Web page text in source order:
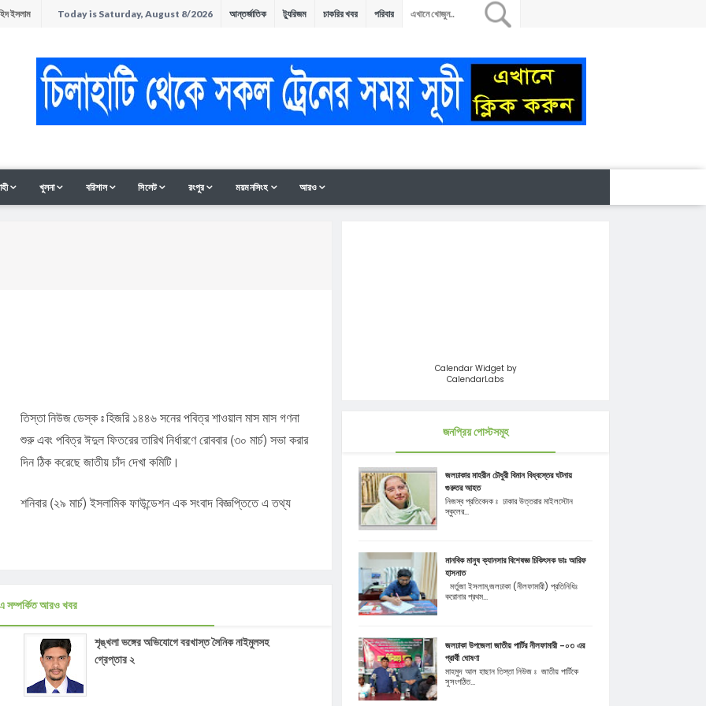
ইসলাম
ও
Today is Saturday, August 8/2026 আন্তর্জাতিক ট্যুরিজম চাকরির খবর পরিবার
খুলনা বরিশাল সিলেট রংপুর ময়মনসিংহ আরও
তিস্তা নিউজ ডেস্ক ঃহিজরি ১৪৪৬ সনের পবিত্র শাওয়াল মাস মাস গণনা
শুরু এবং পবিত্র ঈদুল ফিতরের তারিখ নির্ধারণে রোববার (৩০ মার্চ) সভা করার
দিন ঠিক করেছে জাতীয় চাঁদ দেখা কমিটি।
শনিবার (২৯ মার্চ) ইসলামিক ফাউন্ডেশন এক সংবাদ বিজ্ঞপ্তিতে এ তথ্য
সম্পর্কিত আরও খবর
শৃঙ্খলা ভঙ্গের অভিযোগে বরখাস্ত সৈনিক নাইমুলসহ
গ্রেপ্তার ২
Calendar Widget by
CalendarLabs
জনপ্রিয় পোস্টসমূহ
জলঢাকার মাহরীন চৌধুরী বিমান বিধ্বস্তের ঘটনায়
গুরুতর আহত
নিজস্ব প্রতিবেদক ঃ ঢাকার উত্তরার মাইলস্টোন
স্কুলের...
মানবিক মানুষ ক্যানসার বিশেষজ্ঞ চিকিৎসক ডাঃ আরিফ
হাসনাত
মর্তুজা ইসলাম,জলঢাকা (নীলফামারী) প্রতিনিধিঃ
করোনার প্রথম...
জলঢাকা উপজেলা জাতীয় পার্টির নীলফামারী -০৩ এর
প্রার্থী ঘোষণা
মাহমুদ আল হাছান তিস্তা নিউজ ঃ জাতীয় পার্টিকে
সুসংগঠিত...